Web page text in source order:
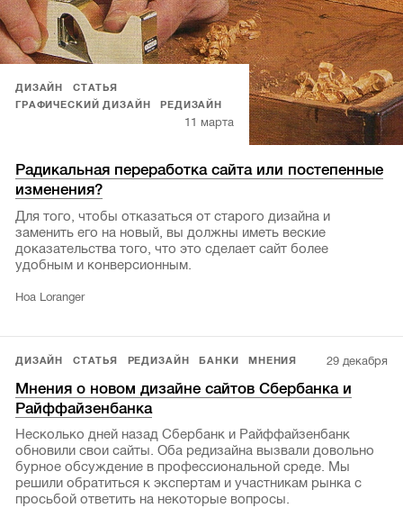
ДИЗАЙН
СТАТЬЯ
ГРАФИЧЕСКИЙ ДИЗАЙН
РЕДИЗАЙН
11 марта
Радикальная переработка сайта или постепенные
изменения?
Для того, чтобы отказаться от старого дизайна и
заменить его на новый, вы должны иметь веские
доказательства того, что это сделает сайт более
удобным и конверсионным.
Hoa Loranger
ДИЗАЙН СТАТЬЯ РЕДИЗАЙН БАНКИ МНЕНИЯ 29 декабря
Мнения о новом дизайне сайтов Сбербанка и
Райффайзенбанка
Несколько дней назад Сбербанк и Райффайзенбанк
обновили свои сайты. Оба редизайна вызвали довольно
бурное обсуждение в профессиональной среде. Мы
решили обратиться к экспертам и участникам рынка с
просьбой ответить на некоторые вопросы.